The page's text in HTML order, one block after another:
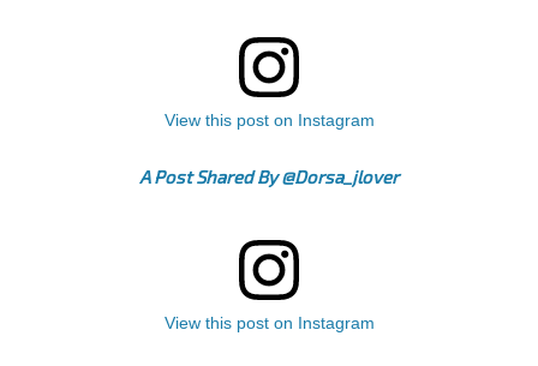
View this post on Instagram
A Post Shared By @dorsa_jlover
View this post on Instagram